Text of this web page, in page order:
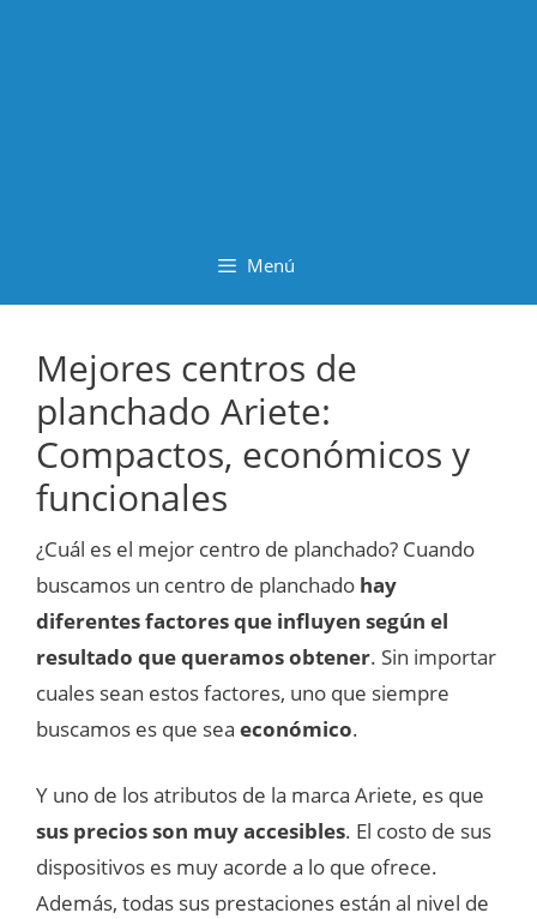
Menú
Mejores centros de
planchado Ariete:
Compactos, económicos y
funcionales
¿Cuál es el mejor centro de planchado? Cuando
buscamos un centro de planchado hay
diferentes factores que influyen según el
resultado que queramos obtener. Sin importar
cuales sean estos factores, uno que siempre
buscamos es que sea económico.
Y uno de los atributos de la marca Ariete, es que
sus precios son muy accesibles. El costo de sus
dispositivos es muy acorde a lo que ofrece.
Además, todas sus prestaciones están al nivel de